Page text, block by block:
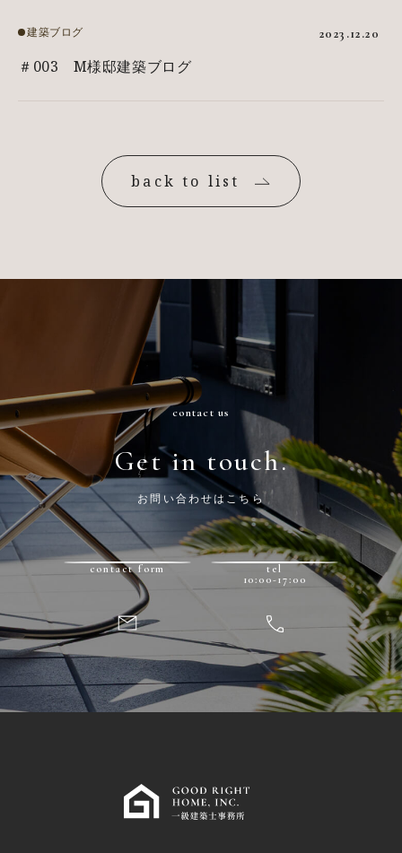
＃003 M様邸建築ブログ
建築ブログ 2023.12.20
back to list
contact us
Get in touch.
お問い合わせはこちら
contact form
tel
10:00-17:00